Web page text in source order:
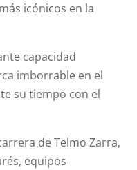
icónicos en la
capacidad
imborrable en el
su tiempo con el
de Telmo Zarra,
equipos